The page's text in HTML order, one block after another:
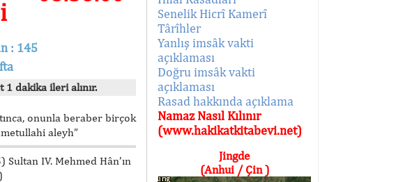
: 145
1 dakika ileri alınır.
onunla beraber birçok
aleyh”
IV. Mehmed Hân’ın
Senelik Hicrî Kamerî
Târîhler
Yanlış imsâk vakti
açıklaması
Doğru imsâk vakti
açıklaması
Rasad hakkında açıklama
Namaz Nasıl Kılınır
(www.hakikatkitabevi.net)
Jingde
(Anhui / Çin )